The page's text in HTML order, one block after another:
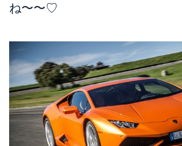
ね〜〜♡